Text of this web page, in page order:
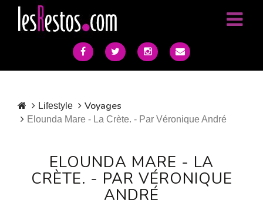
Lifestyle Voyages
Elounda Mare - La Crète. - Par Véronique André
ELOUNDA MARE - LA
CRÈTE. - PAR VÉRONIQUE
ANDRÉ